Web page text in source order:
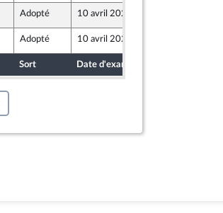
Adopté 10 avril 2024
Adopté 10 avril 2024
Sort Date d'examen